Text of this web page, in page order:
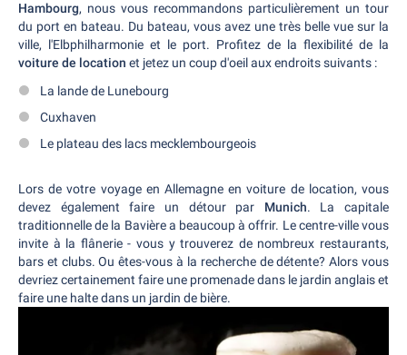
Hambourg, nous vous recommandons particulièrement un tour
du port en bateau. Du bateau, vous avez une très belle vue sur la
ville, l'Elbphilharmonie et le port. Profitez de la flexibilité de la
voiture de location et jetez un coup d'oeil aux endroits suivants :
La lande de Lunebourg
Cuxhaven
Le plateau des lacs mecklembourgeois
Lors de votre voyage en Allemagne en voiture de location, vous
devez également faire un détour par Munich. La capitale
traditionnelle de la Bavière a beaucoup à offrir. Le centre-ville vous
invite à la flânerie - vous y trouverez de nombreux restaurants,
bars et clubs. Ou êtes-vous à la recherche de détente? Alors vous
devriez certainement faire une promenade dans le jardin anglais et
faire une halte dans un jardin de bière.